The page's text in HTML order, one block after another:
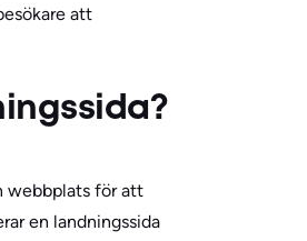
att
webbplats för att
en landningssida